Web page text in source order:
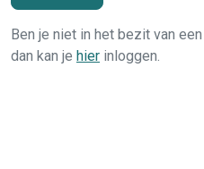
Ben je niet in het bezit van
dan kan je hier inloggen.